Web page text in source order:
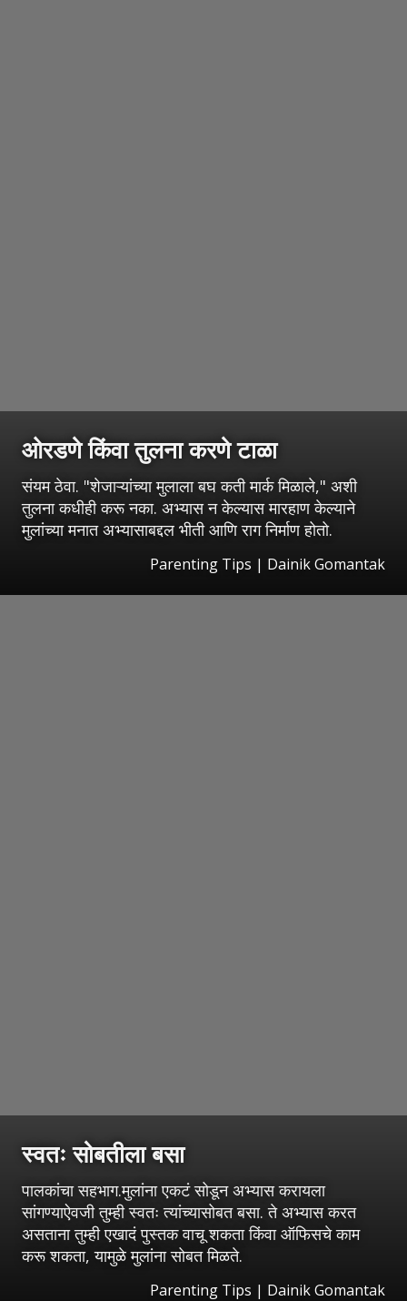
ओरडणे किंवा तुलना करणे टाळा
संयम ठेवा. "शेजाऱ्यांच्या मुलाला बघ कती मार्क मिळाले," अशी
तुलना कधीही करू नका. अभ्यास न केल्यास मारहाण केल्याने
मुलांच्या मनात अभ्यासाबद्दल भीती आणि राग निर्माण होतो.
Parenting Tips | Dainik Gomantak
स्वतः सोबतीला बसा
पालकांचा सहभाग.मुलांना एकटं सोडून अभ्यास करायला
सांगण्याऐवजी तुम्ही स्वतः त्यांच्यासोबत बसा. ते अभ्यास करत
असताना तुम्ही एखादं पुस्तक वाचू शकता किंवा ऑफिसचे काम
करू शकता, यामुळे मुलांना सोबत मिळते.
Parenting Tips | Dainik Gomantak